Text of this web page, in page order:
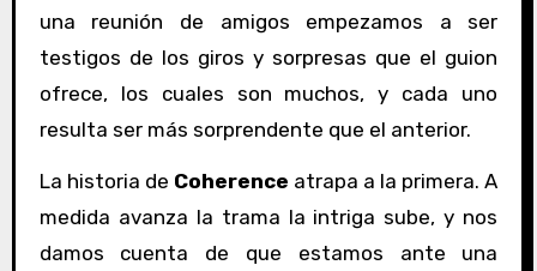
una reunión de amigos empezamos a ser
testigos de los giros y sorpresas que el guion
ofrece, los cuales son muchos, y cada uno
resulta ser más sorprendente que el anterior.
La historia de Coherence atrapa a la primera. A
medida avanza la trama la intriga sube, y nos
damos cuenta de que estamos ante una